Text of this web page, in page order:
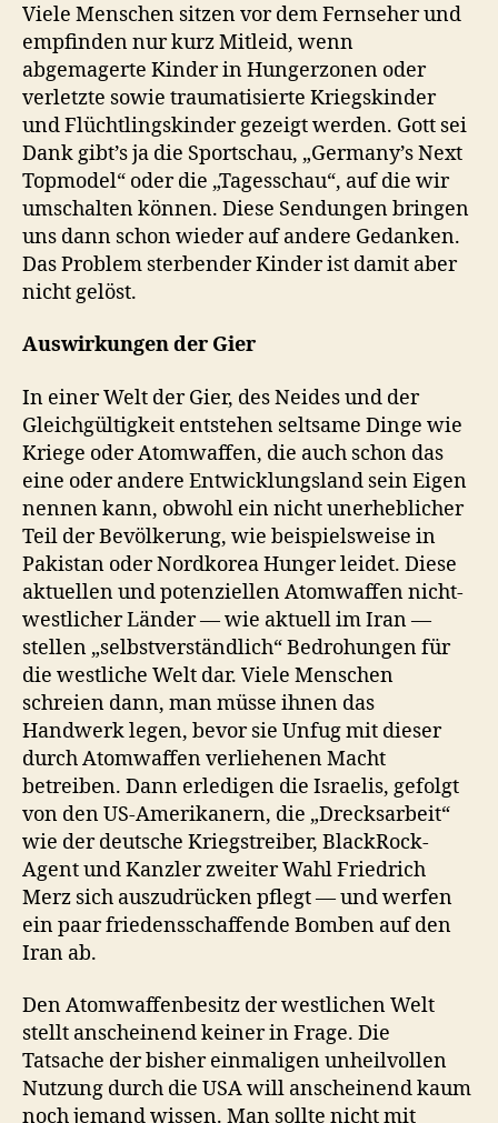
Viele Menschen sitzen vor dem Fernseher und
empfinden nur kurz Mitleid, wenn
abgemagerte Kinder in Hungerzonen oder
verletzte sowie traumatisierte Kriegskinder
und Flüchtlingskinder gezeigt werden. Gott sei
Dank gibt’s ja die Sportschau, „Germany’s Next
Topmodel“ oder die „Tagesschau“, auf die wir
umschalten können. Diese Sendungen bringen
uns dann schon wieder auf andere Gedanken.
Das Problem sterbender Kinder ist damit aber
nicht gelöst.
Auswirkungen der Gier
In einer Welt der Gier, des Neides und der
Gleichgültigkeit entstehen seltsame Dinge wie
Kriege oder Atomwaffen, die auch schon das
eine oder andere Entwicklungsland sein Eigen
nennen kann, obwohl ein nicht unerheblicher
Teil der Bevölkerung, wie beispielsweise in
Pakistan oder Nordkorea Hunger leidet. Diese
aktuellen und potenziellen Atomwaffen nicht-
westlicher Länder — wie aktuell im Iran —
stellen „selbstverständlich“ Bedrohungen für
die westliche Welt dar. Viele Menschen
schreien dann, man müsse ihnen das
Handwerk legen, bevor sie Unfug mit dieser
durch Atomwaffen verliehenen Macht
betreiben. Dann erledigen die Israelis, gefolgt
von den US-Amerikanern, die „Drecksarbeit“
wie der deutsche Kriegstreiber, BlackRock-
Agent und Kanzler zweiter Wahl Friedrich
Merz sich auszudrücken pflegt — und werfen
ein paar friedensschaffende Bomben auf den
Iran ab.
Den Atomwaffenbesitz der westlichen Welt
stellt anscheinend keiner in Frage. Die
Tatsache der bisher einmaligen unheilvollen
Nutzung durch die USA will anscheinend kaum
noch jemand wissen. Man sollte nicht mit